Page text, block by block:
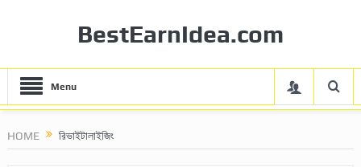
BestEarnIdea.com
Menu
HOME রিভাইটালাইজিং